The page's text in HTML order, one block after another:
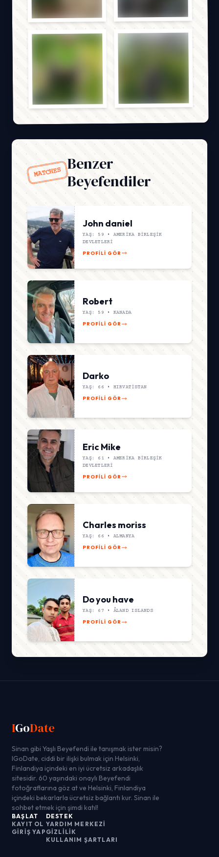
MATCHES Benzer
Beyefendiler
John daniel
YAŞ: 59 • AMERIKA BIRLEŞIK
DEVLETLERI
PROFILI GÖR
Robert
YAŞ: 59 • KANADA
PROFILI GÖR
Darko
YAŞ: 66 • HIRVATISTAN
PROFILI GÖR
Eric Mike
YAŞ: 61 • AMERIKA BIRLEŞIK
DEVLETLERI
PROFILI GÖR
Charles moriss
YAŞ: 66 • ALMANYA
PROFILI GÖR
Do you have
YAŞ: 67 • ÅLAND ISLANDS
PROFILI GÖR
IGoDate
Sinan gibi Yaşlı Beyefendi ile tanışmak ister misin?
IGoDate, ciddi bir ilişki bulmak için Helsinki,
Finlandiya içindeki en iyi ücretsiz arkadaşlık
sitesidir. 60 yaşındaki onaylı Beyefendi
fotoğraflarına göz at ve Helsinki, Finlandiya
içindeki bekarlarla ücretsiz bağlantı kur. Sinan ile
sohbet etmek için şimdi katıl!
BAŞLAT
KAYIT OL
GIRIŞ YAP
DESTEK
YARDIM MERKEZI
GIZLILIK
KULLANIM ŞARTLARI